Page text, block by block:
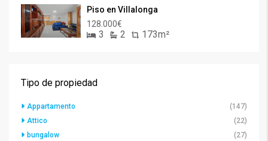
Piso en Villalonga
128.000€
3 2 173m²
Tipo de propiedad
Appartamento
(147)
Attico
(22)
bungalow
(27)